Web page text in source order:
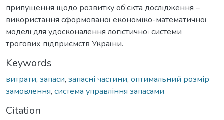
припущення щодо розвитку об’єкта дослідження –
використання сформованої економіко-математичної
моделі для удосконалення логістичної системи
трогових підприємств України.
Keywords
витрати, запаси, запасні частини, оптимальний розмір
замовлення, система управління запасами
Citation